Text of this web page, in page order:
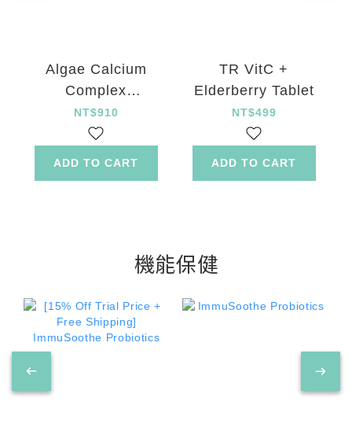
Algae Calcium
Complex
Protection Powder
NT$910
ADD TO CART
TR VitC +
Elderberry Tablet
NT$499
ADD TO CART
機能保健